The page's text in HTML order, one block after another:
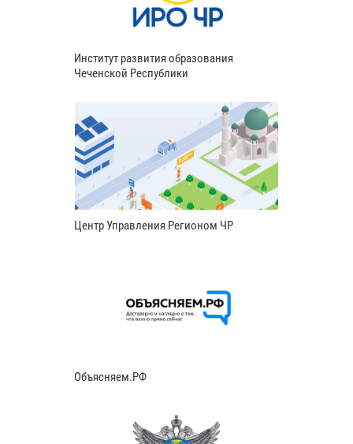
Институт развития образования
Чеченской Республики
Центр Управления Регионом ЧР
Объясняем.РФ